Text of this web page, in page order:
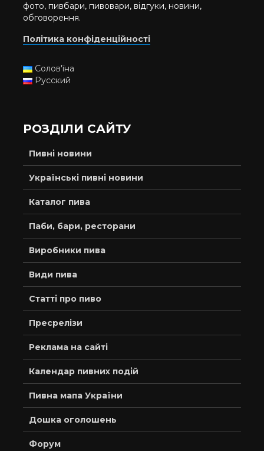
фото, пивбари, пивовари, відгуки, новини,
обговорення.
Політика конфіденційності
Солов'їна
Русский
РОЗДІЛИ САЙТУ
Пивні новини
Українські пивні новини
Каталог пива
Паби, бари, ресторани
Виробники пива
Види пива
Статті про пиво
Пресрелізи
Реклама на сайті
Календар пивних подій
Пивна мапа України
Дошка оголошень
Форум